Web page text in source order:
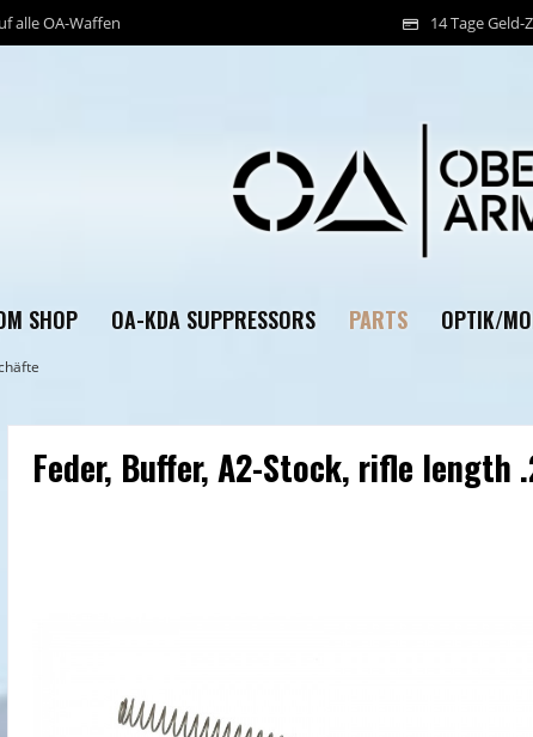
alle OA-Waffen 14 Tage
SHOP OA-KDA SUPPRESSORS PARTS OPTIK/
Feder, Buffer, A2-Stock, rifle length